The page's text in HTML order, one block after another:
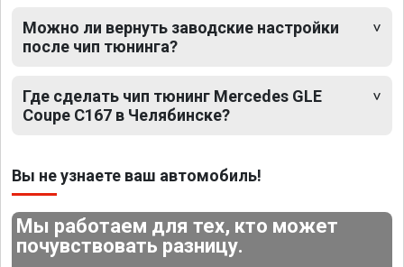
Можно ли вернуть заводские настройки
после чип тюнинга?
Где сделать чип тюнинг Mercedes GLE
Coupe C167 в Челябинске?
Вы не узнаете ваш автомобиль!
Мы работаем для тех, кто может
почувствовать разницу.